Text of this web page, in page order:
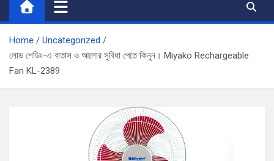
Home
Uncategorized
লোড শেডিং-এ বাতাস ও আলোর সুবিধা পেতে কিনুন। Miyako Rechargeable
Fan KL-2389